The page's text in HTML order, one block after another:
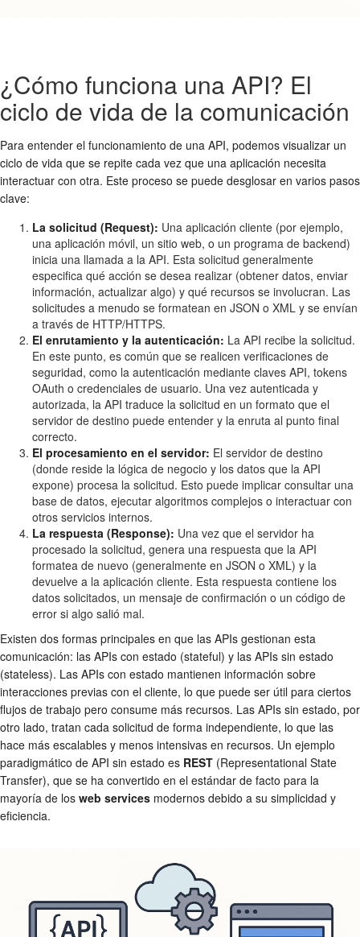
¿Cómo funciona una API? El
ciclo de vida de la comunicación
Para entender el funcionamiento de una API, podemos visualizar un
ciclo de vida que se repite cada vez que una aplicación necesita
interactuar con otra. Este proceso se puede desglosar en varios pasos
clave:
La solicitud (Request): Una aplicación cliente (por ejemplo,
una aplicación móvil, un sitio web, o un programa de backend)
inicia una llamada a la API. Esta solicitud generalmente
especifica qué acción se desea realizar (obtener datos, enviar
información, actualizar algo) y qué recursos se involucran. Las
solicitudes a menudo se formatean en JSON o XML y se envían
a través de HTTP/HTTPS.
El enrutamiento y la autenticación: La API recibe la solicitud.
En este punto, es común que se realicen verificaciones de
seguridad, como la autenticación mediante claves API, tokens
OAuth o credenciales de usuario. Una vez autenticada y
autorizada, la API traduce la solicitud en un formato que el
servidor de destino puede entender y la enruta al punto final
correcto.
El procesamiento en el servidor: El servidor de destino
(donde reside la lógica de negocio y los datos que la API
expone) procesa la solicitud. Esto puede implicar consultar una
base de datos, ejecutar algoritmos complejos o interactuar con
otros servicios internos.
La respuesta (Response): Una vez que el servidor ha
procesado la solicitud, genera una respuesta que la API
formatea de nuevo (generalmente en JSON o XML) y la
devuelve a la aplicación cliente. Esta respuesta contiene los
datos solicitados, un mensaje de confirmación o un código de
error si algo salió mal.
Existen dos formas principales en que las APIs gestionan esta
comunicación: las APIs con estado (stateful) y las APIs sin estado
(stateless). Las APIs con estado mantienen información sobre
interacciones previas con el cliente, lo que puede ser útil para ciertos
flujos de trabajo pero consume más recursos. Las APIs sin estado, por
otro lado, tratan cada solicitud de forma independiente, lo que las
hace más escalables y menos intensivas en recursos. Un ejemplo
paradigmático de API sin estado es REST (Representational State
Transfer), que se ha convertido en el estándar de facto para la
mayoría de los web services modernos debido a su simplicidad y
eficiencia.